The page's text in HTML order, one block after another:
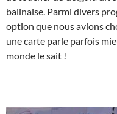
balinaise. Parmi divers
option que nous avions
une carte parle parfois
monde le sait !